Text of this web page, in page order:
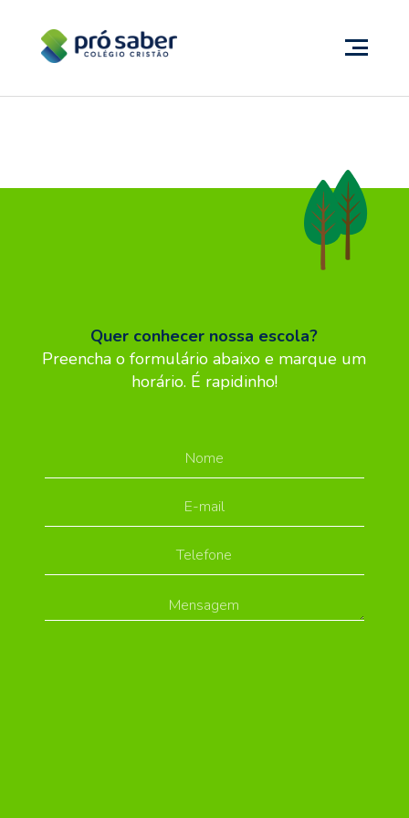
Quer conhecer nossa escola?
Preencha o formulário abaixo e marque um
horário. É rapidinho!